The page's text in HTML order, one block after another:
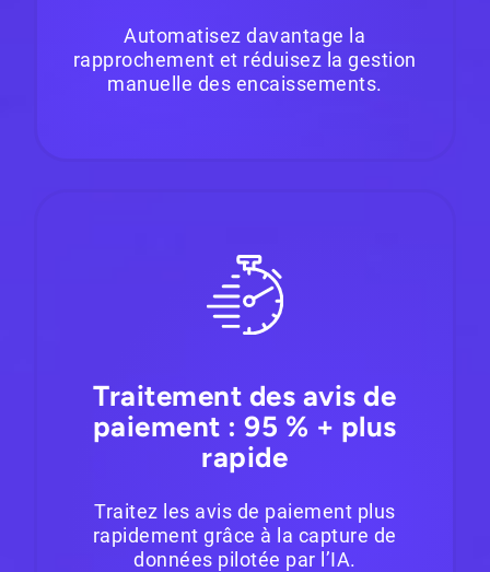
Automatisez davantage la
rapprochement et réduisez la gestion
manuelle des encaissements.
Traitement des avis de
paiement : 95 % + plus
rapide
Traitez les avis de paiement plus
rapidement grâce à la capture de
données pilotée par l’IA.